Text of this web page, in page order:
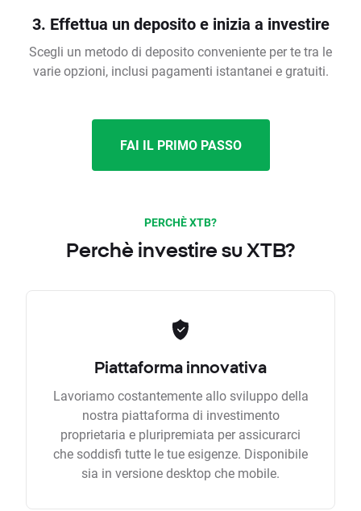
3. Effettua un deposito e inizia a investire
Scegli un metodo di deposito conveniente per te tra le
varie opzioni, inclusi pagamenti istantanei e gratuiti.
FAI IL PRIMO PASSO
PERCHÈ XTB?
Perchè investire su XTB?
Piattaforma innovativa
Lavoriamo costantemente allo sviluppo della
nostra piattaforma di investimento
proprietaria e pluripremiata per assicurarci
che soddisfi tutte le tue esigenze. Disponibile
sia in versione desktop che mobile.